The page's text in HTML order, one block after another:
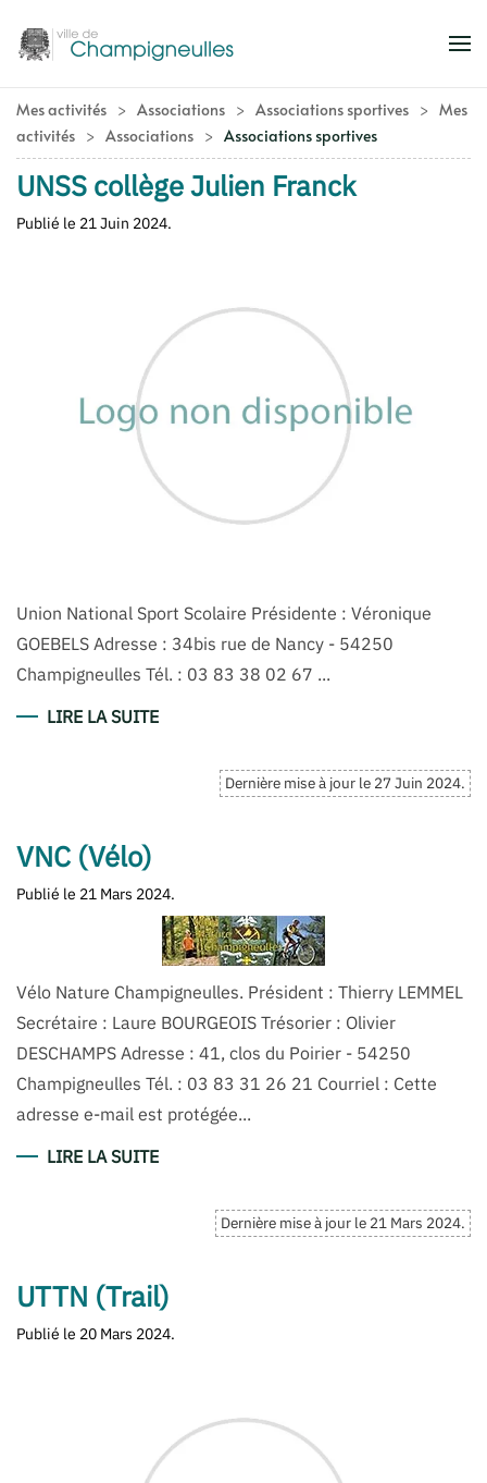
Accéder au contenu principal
Mes activités Associations Associations sportives
Mes
activités
Associations Associations sportives
UNSS collège Julien Franck
Publié le 21 Juin 2024.
Union National Sport Scolaire Présidente : Véronique
GOEBELS Adresse : 34bis rue de Nancy - 54250
Champigneulles Tél. : 03 83 38 02 67 ...
LIRE LA SUITE
Dernière mise à jour le 27 Juin 2024.
VNC (Vélo)
Publié le 21 Mars 2024.
Vélo Nature Champigneulles. Président : Thierry LEMMEL
Secrétaire : Laure BOURGEOIS Trésorier : Olivier
DESCHAMPS Adresse : 41, clos du Poirier - 54250
Champigneulles Tél. : 03 83 31 26 21 Courriel : Cette
adresse e-mail est protégée...
LIRE LA SUITE
Dernière mise à jour le 21 Mars 2024.
UTTN (Trail)
Publié le 20 Mars 2024.